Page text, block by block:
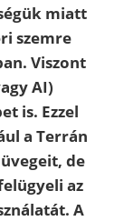
miatt
szemre
Viszont
AI)
is. Ezzel
a Terrán
de
az
A